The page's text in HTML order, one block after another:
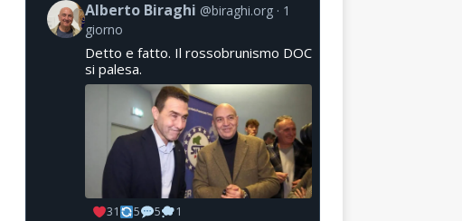
Alberto Biraghi @biraghi.org
1
giorno
Detto e fatto. Il rossobrunismo DOC
si palesa.
31 5 5 1